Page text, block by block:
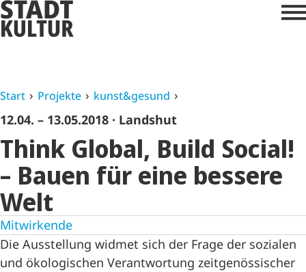
Start Projekte kunst&gesund
12.04. – 13.05.2018 · Landshut
Think Global, Build Social!
– Bauen für eine bessere
Welt
Mitwirkende
Die Ausstellung widmet sich der Frage der sozialen
und ökologischen Verantwortung zeitgenössischer